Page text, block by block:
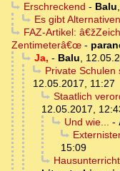
Erschreckend - Balu,
Es gibt Alternativen
FAZ-Artikel:
Zentimeterâ€œ -
Ja, - Balu,
Private Schulen
12.05.2017, 11:27
Staatlich
12.05.2017,
Und wie... -
15:09